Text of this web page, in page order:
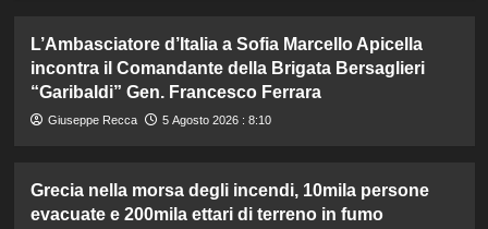
L’Ambasciatore d’Italia a Sofia Marcello Apicella
incontra il Comandante della Brigata Bersaglieri
“Garibaldi” Gen. Francesco Ferrara
Giuseppe Recca 5 Agosto 2026 : 8:10
Grecia nella morsa degli incendi, 10mila persone
evacuate e 200mila ettari di terreno in fumo